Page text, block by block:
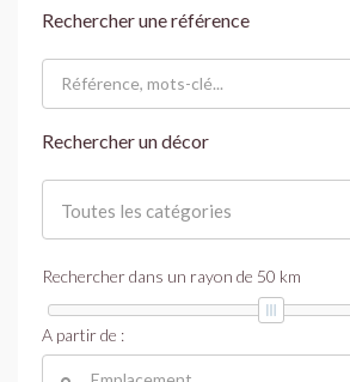
Rechercher une référence
Rechercher un décor
Toutes les catégories
Rechercher dans un rayon de 50 km
A partir de :